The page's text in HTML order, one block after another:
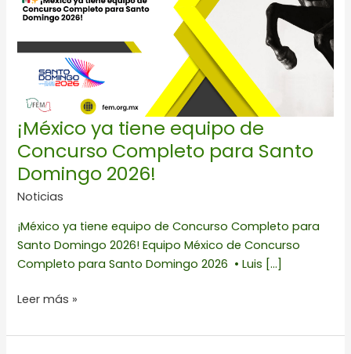
¡México ya tiene equipo de
Concurso Completo para Santo
Domingo 2026!
Noticias
¡México ya tiene equipo de Concurso Completo para
Santo Domingo 2026! Equipo México de Concurso
Completo para Santo Domingo 2026 • Luis […]
de
Concurso
Completo
Santo
Domingo
2026!
Leer más »